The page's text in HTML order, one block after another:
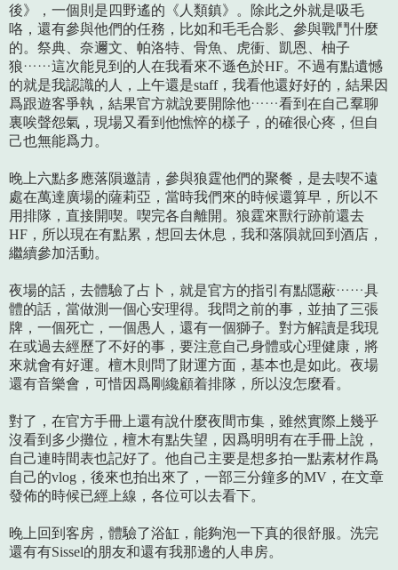
後》，一個則是四野遙的《人類鎮》。除此之外就是吸毛
咯，還有參與他們的任務，比如和毛毛合影、參與戰鬥什麼
的。祭典、奈邇文、帕洛特、骨魚、虎衝、凱恩、柚子
狼……這次能見到的人在我看來不遜色於HF。不過有點遺憾
的就是我認識的人，上午還是staff，我看他還好好的，結果因
爲跟遊客爭執，結果官方就說要開除他……看到在自己羣聊
裏唉聲怨氣，現場又看到他憔悴的樣子，的確很心疼，但自
己也無能爲力。
晚上六點多應落隕邀請，參與狼霆他們的聚餐，是去喫不遠
處在萬達廣場的薩莉亞，當時我們來的時候還算早，所以不
用排隊，直接開喫。喫完各自離開。狼霆來獸行跡前還去
HF，所以現在有點累，想回去休息，我和落隕就回到酒店，
繼續參加活動。
夜場的話，去體驗了占卜，就是官方的指引有點隱蔽……具
體的話，當做測一個心安理得。我問之前的事，並抽了三張
牌，一個死亡，一個愚人，還有一個獅子。對方解讀是我現
在或過去經歷了不好的事，要注意自己身體或心理健康，將
來就會有好運。檀木則問了財運方面，基本也是如此。夜場
還有音樂會，可惜因爲剛纔顧着排隊，所以沒怎麼看。
對了，在官方手冊上還有說什麼夜間市集，雖然實際上幾乎
沒看到多少攤位，檀木有點失望，因爲明明有在手冊上說，
自己連時間表也記好了。他自己主要是想多拍一點素材作爲
自己的vlog，後來也拍出來了，一部三分鐘多的MV，在文章
發佈的時候已經上線，各位可以去看下。
晚上回到客房，體驗了浴缸，能夠泡一下真的很舒服。洗完
還有有Sissel的朋友和還有我那邊的人串房。